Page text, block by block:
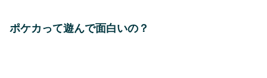
ポケカって遊んで面白いの？